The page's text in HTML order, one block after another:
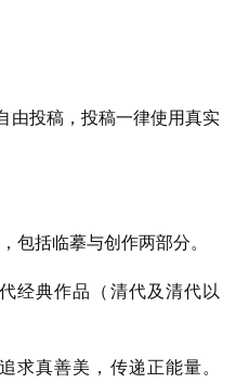
由投稿，投稿一律使用真实
包括临摹与创作两部分。
经典作品（清代及清代以
求真善美，传递正能量。